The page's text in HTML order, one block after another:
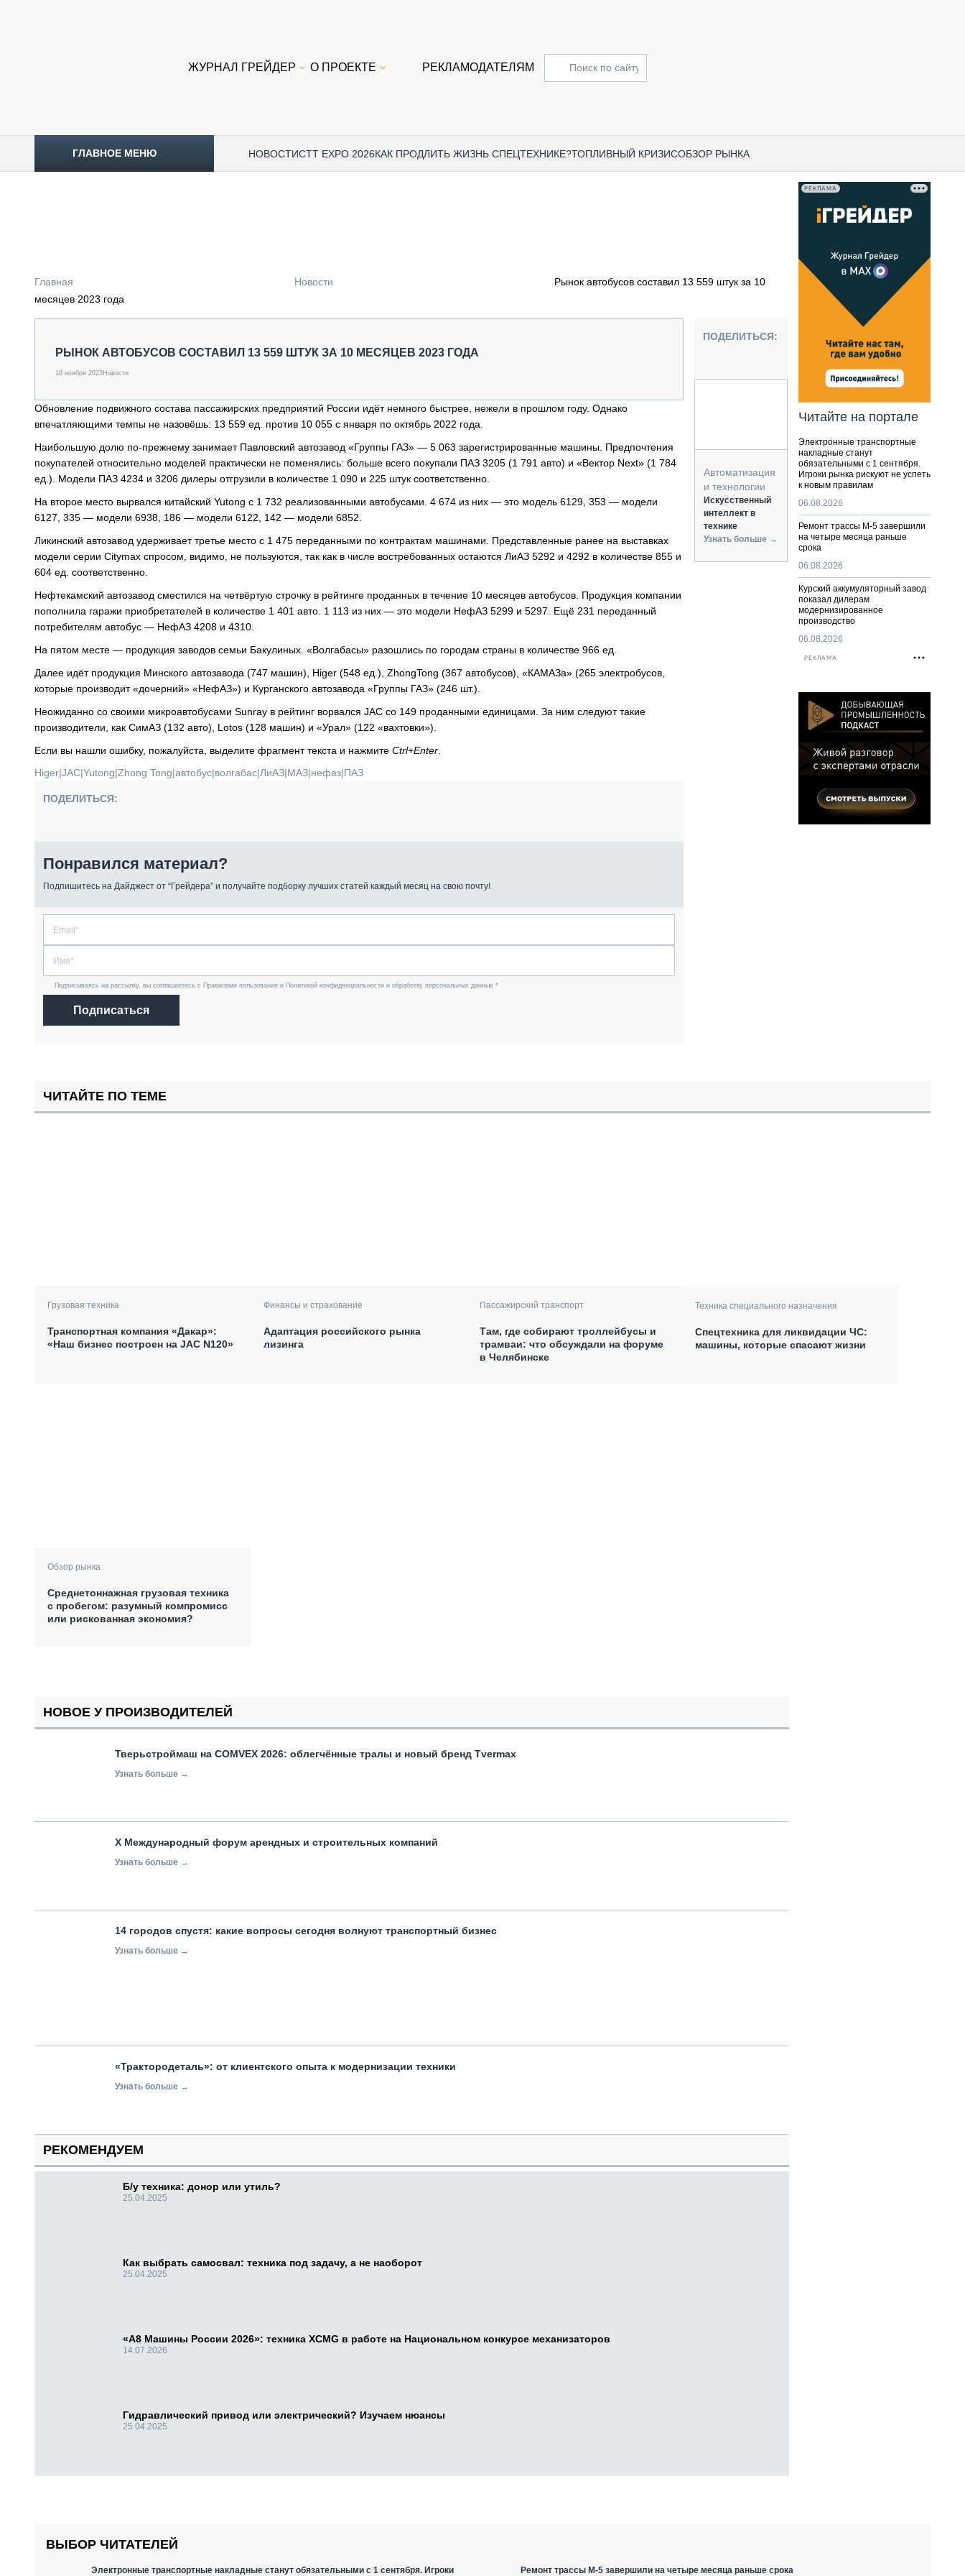
ЖУРНАЛ ГРЕЙДЕР О ПРОЕКТЕ РЕКЛАМОДАТЕЛЯМ
ГЛАВНОЕ МЕНЮ НОВОСТИCTT EXPO 2026КАК ПРОДЛИТЬ ЖИЗНЬ СПЕЦТЕХНИКЕ?ТОПЛИВНЫЙ КРИЗИСОБЗОР РЫНКА
ОБЗОР РЫНКА
ГРУЗОПЕРЕВОЗКИ
ИСПЫТАТЕЛИ
ТЕХНОЛОГИИ
ДОРОЖНАЯ ИНДУСТРИЯ
СЕРВИСМЕНЫ
ПОДЪЁМНАЯ ТЕХНИКА
ПАССАЖИРСКИЙ ТРАНСПОРТ
КАРЬЕРНАЯ ТЕХНИКА
АВТОМАТИЗАЦИЯ И ТЕХНОЛОГИИ
КОМПЛЕКТУЮЩИЕ И СЕРВИС
Главная Новости
Рынок автобусов составил 13 559 штук за 10
месяцев 2023 года
РЫНОК АВТОБУСОВ СОСТАВИЛ 13 559 ШТУК ЗА 10 МЕСЯЦЕВ 2023 ГОДА
18 ноября 2023Новости
Обновление подвижного состава пассажирских предприятий России идёт немного быстрее, нежели в прошлом году. Однако
впечатляющими темпы не назовёшь: 13 559 ед. против 10 055 с января по октябрь 2022 года.
Наибольшую долю по-прежнему занимает Павловский автозавод «Группы ГАЗ» — 5 063 зарегистрированные машины. Предпочтения
покупателей относительно моделей практически не поменялись: больше всего покупали ПАЗ 3205 (1 791 авто) и «Вектор Next» (1 784
ед.). Модели ПАЗ 4234 и 3206 дилеры отгрузили в количестве 1 090 и 225 штук соответственно.
На второе место вырвался китайский Yutong с 1 732 реализованными автобусами. 4 674 из них — это модель 6129, 353 — модели
6127, 335 — модели 6938, 186 — модели 6122, 142 — модели 6852.
Ликинский автозавод удерживает третье место с 1 475 переданными по контрактам машинами. Представленные ранее на выставках
модели серии Citymax спросом, видимо, не пользуются, так как в числе востребованных остаются ЛиАЗ 5292 и 4292 в количестве 855 и
604 ед. соответственно.
Нефтекамский автозавод сместился на четвёртую строчку в рейтинге проданных в течение 10 месяцев автобусов. Продукция компании
пополнила гаражи приобретателей в количестве 1 401 авто. 1 113 из них — это модели НефАЗ 5299 и 5297. Ещё 231 переданный
потребителям автобус — НефАЗ 4208 и 4310.
На пятом месте — продукция заводов семьи Бакулиных. «Волгабасы» разошлись по городам страны в количестве 966 ед.
Далее идёт продукция Минского автозавода (747 машин), Higer (548 ед.), ZhongTong (367 автобусов), «КАМАЗа» (265 электробусов,
которые производит «дочерний» «НефАЗ») и Курганского автозавода «Группы ГАЗ» (246 шт.).
Неожиданно со своими микроавтобусами Sunray в рейтинг ворвался JAC со 149 проданными единицами. За ним следуют такие
производители, как СимАЗ (132 авто), Lotos (128 машин) и «Урал» (122 «вахтовки»).
Если вы нашли ошибку, пожалуйста, выделите фрагмент текста и нажмите Ctrl+Enter
Higer|JAC|Yutong|Zhong Tong|автобус|волгабас|ЛиАЗ|МАЗ|нефаз|ПАЗ
ПОДЕЛИТЬСЯ:
Понравился материал?
Подпишитесь на Дайджест от “Грейдера” и получайте подборку лучших статей каждый месяц на свою почту!
Подписываясь на рассылку, вы соглашаетесь с Правилами пользования и Политикой конфиденциальности и обработку персональных данных *
Подписаться
ПОДЕЛИТЬСЯ:
Автоматизация
и технологии
Искусственный
интеллект в
технике
Узнать больше →
РЕКЛАМА
Читайте на портале
Электронные транспортные
накладные станут
обязательными с 1 сентября.
Игроки рынка рискуют не успеть
к новым правилам
06.08.2026
Ремонт трассы М-5 завершили
на четыре месяца раньше
срока
06.08.2026
Курский аккумуляторный завод
показал дилерам
модернизированное
производство
06.08.2026
РЕКЛАМА
ЧИТАЙТЕ ПО ТЕМЕ
Грузовая техника
Транспортная компания «Дакар»:
«Наш бизнес построен на JAC N120»
Финансы и страхование
Адаптация российского рынка
лизинга
Пассажирский транспорт
Там, где собирают троллейбусы и
трамваи: что обсуждали на форуме
в Челябинске
Техника специального назначения
Спецтехника для ликвидации ЧС:
машины, которые спасают жизни
Обзор рынка
Среднетоннажная грузовая техника
с пробегом: разумный компромисс
или рискованная экономия?
НОВОЕ У ПРОИЗВОДИТЕЛЕЙ
Тверьстроймаш на COMVEX 2026: облегчённые тралы и новый бренд Tvermax
Узнать больше →
X Международный форум арендных и строительных компаний
Узнать больше →
14 городов спустя: какие вопросы сегодня волнуют транспортный бизнес
Узнать больше →
«Трактородеталь»: от клиентского опыта к модернизации техники
Узнать больше →
РЕКОМЕНДУЕМ
Б/у техника: донор или утиль?
25.04.2025
Как выбрать самосвал: техника под задачу, а не наоборот
25.04.2025
«А8 Машины России 2026»: техника XCMG в работе на Национальном конкурсе механизаторов
14.07.2026
Гидравлический привод или электрический? Изучаем нюансы
25.04.2025
ВЫБОР ЧИТАТЕЛЕЙ
Электронные транспортные накладные станут обязательными с 1 сентября. Игроки Ремонт трассы М-5 завершили на четыре месяца раньше срока